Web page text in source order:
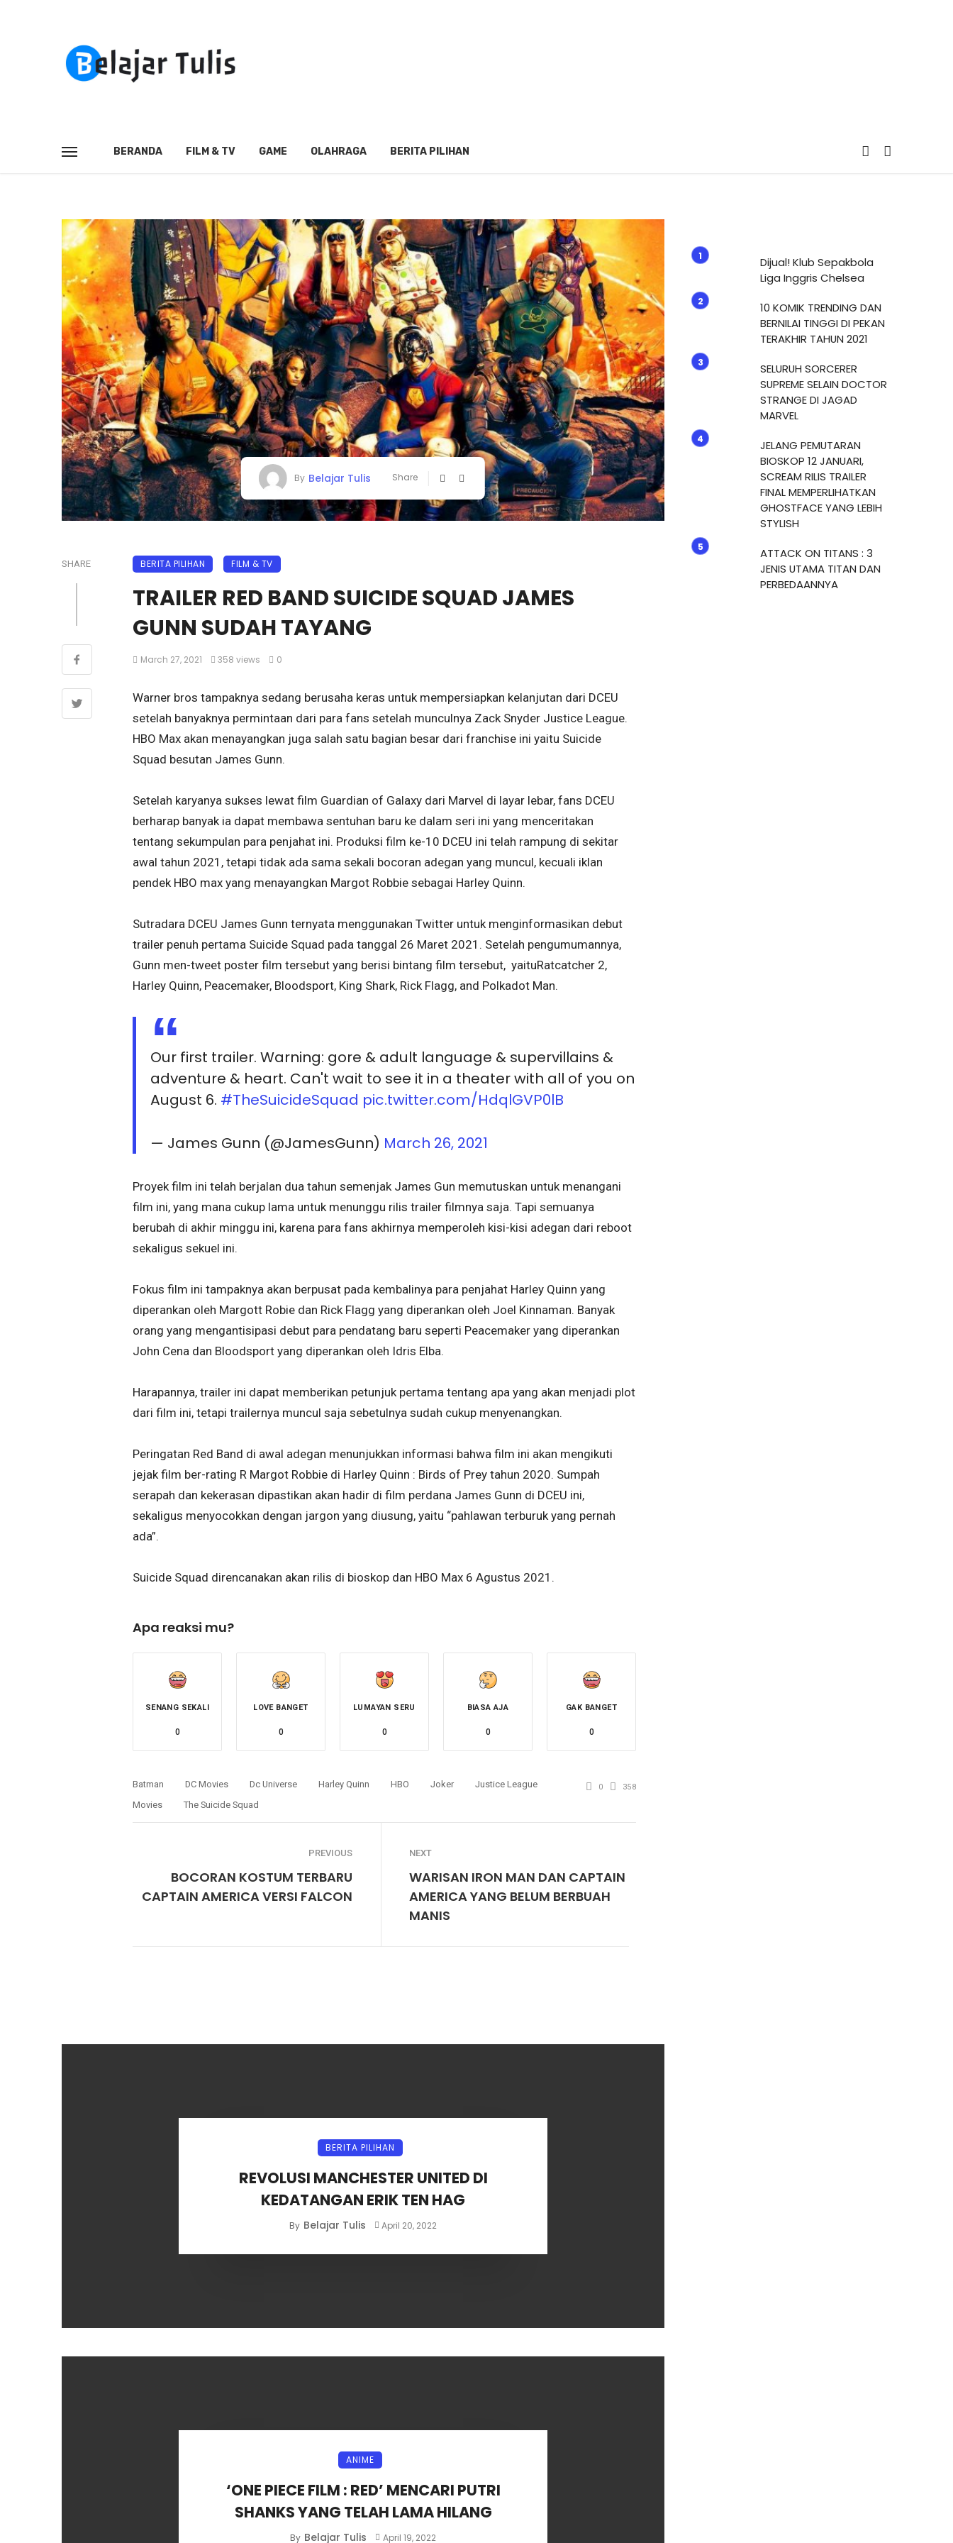
BERANDA FILM & TV GAME OLAHRAGA BERITA PILIHAN
By Belajar Tulis Share
SHARE BERITA PILIHAN FILM & TV
TRAILER RED BAND SUICIDE SQUAD JAMES
GUNN SUDAH TAYANG
March 27, 2021 358 views 0
Warner bros tampaknya sedang berusaha keras untuk mempersiapkan kelanjutan dari DCEU
setelah banyaknya permintaan dari para fans setelah munculnya Zack Snyder Justice League.
HBO Max akan menayangkan juga salah satu bagian besar dari franchise ini yaitu Suicide
Squad besutan James Gunn.
Setelah karyanya sukses lewat film Guardian of Galaxy dari Marvel di layar lebar, fans DCEU
berharap banyak ia dapat membawa sentuhan baru ke dalam seri ini yang menceritakan
tentang sekumpulan para penjahat ini. Produksi film ke-10 DCEU ini telah rampung di sekitar
awal tahun 2021, tetapi tidak ada sama sekali bocoran adegan yang muncul, kecuali iklan
pendek HBO max yang menayangkan Margot Robbie sebagai Harley Quinn.
Sutradara DCEU James Gunn ternyata menggunakan Twitter untuk menginformasikan debut
trailer penuh pertama Suicide Squad pada tanggal 26 Maret 2021. Setelah pengumumannya,
Gunn men-tweet poster film tersebut yang berisi bintang film tersebut, yaituRatcatcher 2,
Harley Quinn, Peacemaker, Bloodsport, King Shark, Rick Flagg, and Polkadot Man.
Our first trailer. Warning: gore & adult language & supervillains &
adventure & heart. Can't wait to see it in a theater with all of you on
August 6. #TheSuicideSquad pic.twitter.com/HdqlGVP0lB
— James Gunn (@JamesGunn) March 26, 2021
Proyek film ini telah berjalan dua tahun semenjak James Gun memutuskan untuk menangani
film ini, yang mana cukup lama untuk menunggu rilis trailer filmnya saja. Tapi semuanya
berubah di akhir minggu ini, karena para fans akhirnya memperoleh kisi-kisi adegan dari reboot
sekaligus sekuel ini.
Fokus film ini tampaknya akan berpusat pada kembalinya para penjahat Harley Quinn yang
diperankan oleh Margott Robie dan Rick Flagg yang diperankan oleh Joel Kinnaman. Banyak
orang yang mengantisipasi debut para pendatang baru seperti Peacemaker yang diperankan
John Cena dan Bloodsport yang diperankan oleh Idris Elba.
Harapannya, trailer ini dapat memberikan petunjuk pertama tentang apa yang akan menjadi plot
dari film ini, tetapi trailernya muncul saja sebetulnya sudah cukup menyenangkan.
Peringatan Red Band di awal adegan menunjukkan informasi bahwa film ini akan mengikuti
jejak film ber-rating R Margot Robbie di Harley Quinn : Birds of Prey tahun 2020. Sumpah
serapah dan kekerasan dipastikan akan hadir di film perdana James Gunn di DCEU ini,
sekaligus menyocokkan dengan jargon yang diusung, yaitu “pahlawan terburuk yang pernah
ada”.
Suicide Squad direncanakan akan rilis di bioskop dan HBO Max 6 Agustus 2021.
Apa reaksi mu?
SENANG SEKALI
0
LOVE BANGET
0
LUMAYAN SERU
0
BIASA AJA
0
GAK BANGET
0
Batman DC Movies Dc Universe Harley Quinn HBO Joker
Justice League
Movies
The Suicide Squad
0 358
PREVIOUS
BOCORAN KOSTUM TERBARU
CAPTAIN AMERICA VERSI FALCON
NEXT
WARISAN IRON MAN DAN CAPTAIN
AMERICA YANG BELUM BERBUAH
MANIS
BERITA PILIHAN
REVOLUSI MANCHESTER UNITED DI
KEDATANGAN ERIK TEN HAG
By Belajar Tulis April 20, 2022
ANIME
‘ONE PIECE FILM : RED’ MENCARI PUTRI
SHANKS YANG TELAH LAMA HILANG
By Belajar Tulis April 19, 2022
Dijual! Klub Sepakbola
Liga Inggris Chelsea
10 KOMIK TRENDING DAN
BERNILAI TINGGI DI PEKAN
TERAKHIR TAHUN 2021
SELURUH SORCERER
SUPREME SELAIN DOCTOR
STRANGE DI JAGAD
MARVEL
JELANG PEMUTARAN
BIOSKOP 12 JANUARI,
SCREAM RILIS TRAILER
FINAL MEMPERLIHATKAN
GHOSTFACE YANG LEBIH
STYLISH
ATTACK ON TITANS : 3
JENIS UTAMA TITAN DAN
PERBEDAANNYA